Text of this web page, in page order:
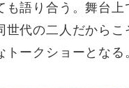
も語り合う。舞台上
世代の二人だからこ
トークショーとなる